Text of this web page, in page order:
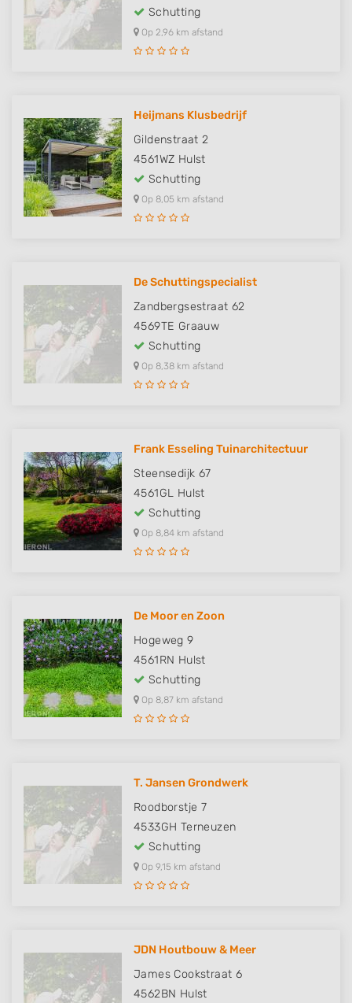
Schutting
Op 2,96 km afstand
Heijmans Klusbedrijf
Gildenstraat 2
4561WZ Hulst
Schutting
Op 8,05 km afstand
De Schuttingspecialist
Zandbergsestraat 62
4569TE Graauw
Schutting
Op 8,38 km afstand
Frank Esseling Tuinarchitectuur
Steensedijk 67
4561GL Hulst
Schutting
Op 8,84 km afstand
De Moor en Zoon
Hogeweg 9
4561RN Hulst
Schutting
Op 8,87 km afstand
T. Jansen Grondwerk
Roodborstje 7
4533GH Terneuzen
Schutting
Op 9,15 km afstand
JDN Houtbouw & Meer
James Cookstraat 6
4562BN Hulst